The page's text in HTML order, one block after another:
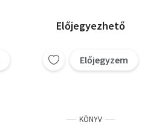
Előjegyezhető
Előjegyzem
KÖNYV